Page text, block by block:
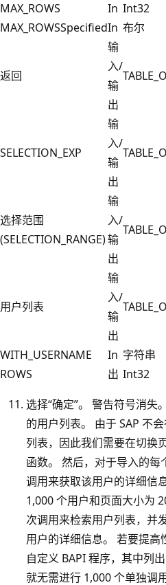
MAX_ROWS
In Int32
MAX_ROWSSpecifiedIn 布尔
返回
输
入/
输
出
SELECTION_EXP
输
入/
输
出
选择范围
(SELECTION_RANGE)
输
入/
输
出
用户列表
输
入/
输
出
WITH_USERNAME In 字符串
ROWS
出 Int32
选择“确定”。 警告符号消失
的用户列表。 由于 SAP 不
列表，因此我们需要在切换
函数。 然后，对于导入的
调用来获取该用户的详细信
1,000 个用户和页面大小为
次调用来检索用户列表，并
用户的详细信息。 若要提高
自定义 BAPI 程序，其中列
就无需进行 1,000 个单独调